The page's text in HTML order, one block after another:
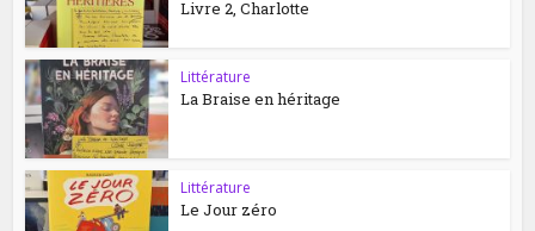
Livre 2, Charlotte
Littérature
La Braise en héritage
Littérature
Le Jour zéro